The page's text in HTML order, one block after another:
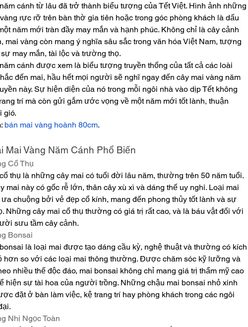
cánh từ lâu đã trở thành biểu tượng của Tết Việt. Hình ảnh những
rực rỡ trên bàn thờ gia tiên hoặc trong góc phòng khách là dấu
năm mới tràn đầy may mắn và hạnh phúc. Không chỉ là cây cảnh
mai vàng còn mang ý nghĩa sâu sắc trong văn hóa Việt Nam, tượng
may mắn, tài lộc và trường thọ.
cánh được xem là biểu tượng truyền thống của tất cả các loài
đến mai, hầu hết mọi người sẽ nghĩ ngay đến cây mai vàng năm
này. Sự hiện diện của nó trong mỗi ngôi nhà vào dịp Tết không
trí mà còn gửi gắm ước vọng về một năm mới tốt lành, thuận
gió.
bán mai vàng hoành 80cm.
Mai Vàng Năm Cánh Phổ Biến
Cổ Thụ
thụ là những cây mai có tuổi đời lâu năm, thường trên 50 năm tuổi.
mai này có gốc rễ lớn, thân cây xù xì và dáng thế uy nghi. Loại mai
chuộng bởi vẻ đẹp cổ kính, mang đến phong thủy tốt lành và sự
Những cây mai cổ thụ thường có giá trị rất cao, và là báu vật đối với
sưu tầm cây cảnh.
Bonsai
là loại mai được tạo dáng cầu kỳ, nghệ thuật và thường có kích
hơn so với các loại mai thông thường. Được chăm sóc kỹ lưỡng và
nhiều thế độc đáo, mai bonsai không chỉ mang giá trị thẩm mỹ cao
hiện sự tài hoa của người trồng. Những chậu mai bonsai nhỏ xinh
đặt ở bàn làm việc, kệ trang trí hay phòng khách trong các ngôi
Nhị Ngọc Toàn